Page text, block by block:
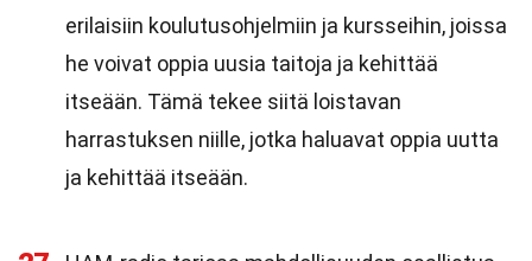
erilaisiin koulutusohjelmiin ja kursseihin, joissa
he voivat oppia uusia taitoja ja kehittää
itseään. Tämä tekee siitä loistavan
harrastuksen niille, jotka haluavat oppia uutta
ja kehittää itseään.